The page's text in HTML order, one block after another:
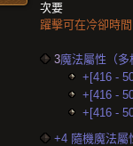
次要
躍擊可在冷卻時
3魔法屬性（
+[416 -
+[416 -
+[416 -
+4 隨機魔法屬